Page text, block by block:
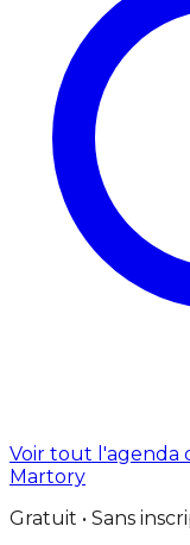
Voir tout l'agenda
Martory
Gratuit • Sans